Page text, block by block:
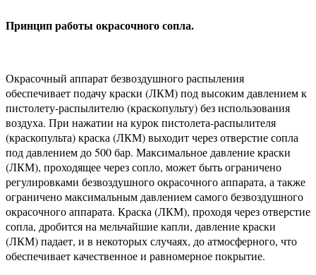
Принцип работы окрасочного сопла.
Окрасочный аппарат безвоздушного распыления
обеспечивает подачу краски (ЛКМ) под высоким давлением к
пистолету-распылителю (краскопульту) без использования
воздуха. При нажатии на курок пистолета-распылителя
(краскопульта) краска (ЛКМ) выходит через отверстие сопла
под давлением до 500 бар. Максимальное давление краски
(ЛКМ), проходящее через сопло, может быть ограничено
регулировками безвоздушного окрасочного аппарата, а также
ограничено максимальным давлением самого безвоздушного
окрасочного аппарата. Краска (ЛКМ), проходя через отверстие
сопла, дробится на мельчайшие капли, давление краски
(ЛКМ) падает, и в некоторых случаях, до атмосферного, что
обеспечивает качественное и равномерное покрытие.